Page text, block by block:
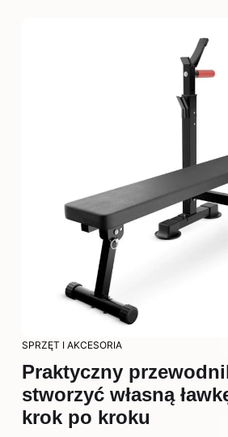
SPRZĘT I AKCESORIA
Praktyczny
stworzyć własną
krok po kroku